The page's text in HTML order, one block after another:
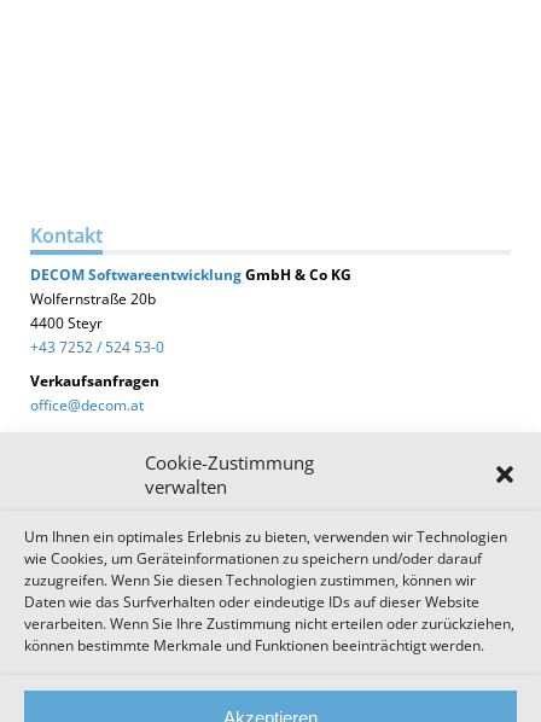
Cookie-Zustimmung
verwalten
Um Ihnen ein optimales Erlebnis zu bieten, verwenden wir Technologien
wie Cookies, um Geräteinformationen zu speichern und/oder darauf
zuzugreifen. Wenn Sie diesen Technologien zustimmen, können wir
Daten wie das Surfverhalten oder eindeutige IDs auf dieser Website
verarbeiten. Wenn Sie Ihre Zustimmung nicht erteilen oder zurückziehen,
können bestimmte Merkmale und Funktionen beeinträchtigt werden.
Akzeptieren
Kontakt
DECOMSoftwareentwicklungGmbH & Co KG
Wolfernstraße 20b
4400 Steyr
+43 7252 / 524 53-0
Verkaufsanfragen
office@decom.at
DECOM News
Zum Newsletter anmelden!